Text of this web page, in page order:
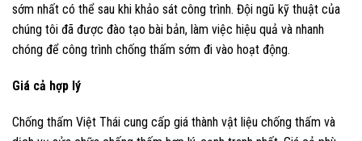
sớm nhất có thể sau khi khảo sát công trình. Đội ngũ kỹ thuật của
chúng tôi đã được đào tạo bài bản, làm việc hiệu quả và nhanh
chóng để công trình chống thấm sớm đi vào hoạt động.
Giá cả hợp lý
Chống thấm Việt Thái cung cấp giá thành vật liệu chống thấm và